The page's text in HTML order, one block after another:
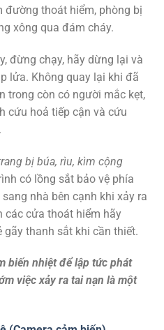
đường thoát hiểm, phòng bị
xông qua đám cháy.
đừng chạy, hãy dừng lại và
lửa. Không quay lại khi đã
trong còn có người mắc kẹt,
cứu hoả tiếp cận và cứu
bị búa, rìu, kìm cộng
có lồng sắt bảo vệ phía
nhà bên cạnh khi xảy ra
các cửa thoát hiểm hãy
thanh sắt khi cần thiết.
biến nhiệt để lập tức phát
việc xảy ra tai nạn là một